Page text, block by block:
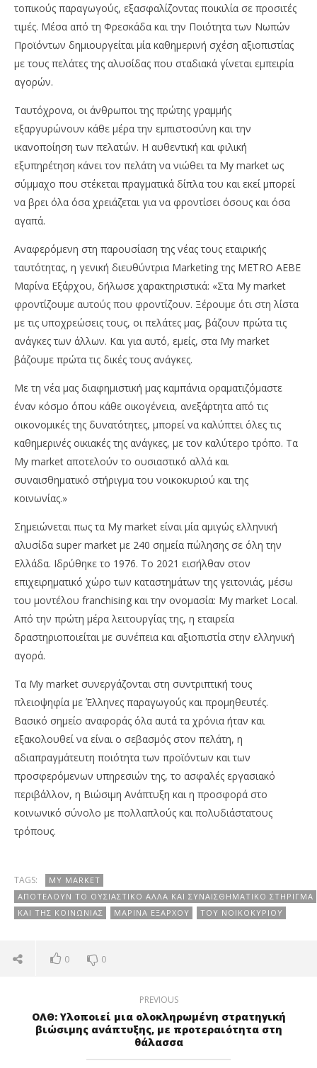
τοπικούς παραγωγούς, εξασφαλίζοντας ποικιλία σε προσιτές
τιμές. Μέσα από τη Φρεσκάδα και την Ποιότητα των Νωπών
Προϊόντων δημιουργείται μία καθημερινή σχέση αξιοπιστίας
με τους πελάτες της αλυσίδας που σταδιακά γίνεται εμπειρία
αγορών.
Ταυτόχρονα, οι άνθρωποι της πρώτης γραμμής
εξαργυρώνουν κάθε μέρα την εμπιστοσύνη και την
ικανοποίηση των πελατών. Η αυθεντική και φιλική
εξυπηρέτηση κάνει τον πελάτη να νιώθει τα My market ως
σύμμαχο που στέκεται πραγματικά δίπλα του και εκεί μπορεί
να βρει όλα όσα χρειάζεται για να φροντίσει όσους και όσα
αγαπά.
Αναφερόμενη στη παρουσίαση της νέας τους εταιρικής
ταυτότητας, η γενική διευθύντρια Marketing της METRO AEBE
Μαρίνα Εξάρχου, δήλωσε χαρακτηριστικά: «Στα My market
φροντίζουμε αυτούς που φροντίζουν. Ξέρουμε ότι στη λίστα
με τις υποχρεώσεις τους, οι πελάτες μας, βάζουν πρώτα τις
ανάγκες των άλλων. Και για αυτό, εμείς, στα My market
βάζουμε πρώτα τις δικές τους ανάγκες.
Με τη νέα μας διαφημιστική μας καμπάνια οραματιζόμαστε
έναν κόσμο όπου κάθε οικογένεια, ανεξάρτητα από τις
οικονομικές της δυνατότητες, μπορεί να καλύπτει όλες τις
καθημερινές οικιακές της ανάγκες, με τον καλύτερο τρόπο. Τα
My market αποτελούν το ουσιαστικό αλλά και
συναισθηματικό στήριγμα του νοικοκυριού και της
κοινωνίας.»
Σημειώνεται πως τα My market είναι μία αμιγώς ελληνική
αλυσίδα super market με 240 σημεία πώλησης σε όλη την
Ελλάδα. Ιδρύθηκε το 1976. Το 2021 εισήλθαν στον
επιχειρηματικό χώρο των καταστημάτων της γειτονιάς, μέσω
του μοντέλου franchising και την ονομασία: My market Local.
Από την πρώτη μέρα λειτουργίας της, η εταιρεία
δραστηριοποιείται με συνέπεια και αξιοπιστία στην ελληνική
αγορά.
Τα My market συνεργάζονται στη συντριπτική τους
πλειοψηφία με Έλληνες παραγωγούς και προμηθευτές.
Βασικό σημείο αναφοράς όλα αυτά τα χρόνια ήταν και
εξακολουθεί να είναι ο σεβασμός στον πελάτη, η
αδιαπραγμάτευτη ποιότητα των προϊόντων και των
προσφερόμενων υπηρεσιών της, το ασφαλές εργασιακό
περιβάλλον, η Βιώσιμη Ανάπτυξη και η προσφορά στο
κοινωνικό σύνολο με πολλαπλούς και πολυδιάστατους
τρόπους.
TAGS:
MY MARKET
ΑΠΟΤΕΛΟΎΝ ΤΟ ΟΥΣΙΑΣΤΙΚΌ ΑΛΛΆ ΚΑΙ ΣΥΝΑΙΣΘΗΜΑΤΙΚΌ ΣΤΉΡΙΓΜΑ
ΚΑΙ ΤΗΣ ΚΟΙΝΩΝΊΑΣ
ΜΑΡΊΝΑ ΕΞΆΡΧΟΥ ΤΟΥ ΝΟΙΚΟΚΥΡΙΟΎ
0 0
PREVIOUS
ΟΛΘ: Υλοποιεί µια ολοκληρωµένη στρατηγική
βιώσιµης ανάπτυξης, με προτεραιότητα στη
θάλασσα